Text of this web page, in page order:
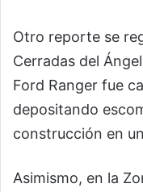
Otro reporte se
Cerradas del
Ford Ranger fue
depositando
construcción en
Asimismo, en la